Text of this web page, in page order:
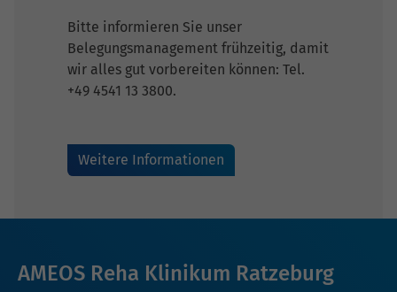
Bitte informieren Sie unser
Belegungsmanagement frühzeitig, damit
wir alles gut vorbereiten können: Tel.
+49 4541 13 3800.
Weitere Informationen
AMEOS Reha Klinikum Ratzeburg